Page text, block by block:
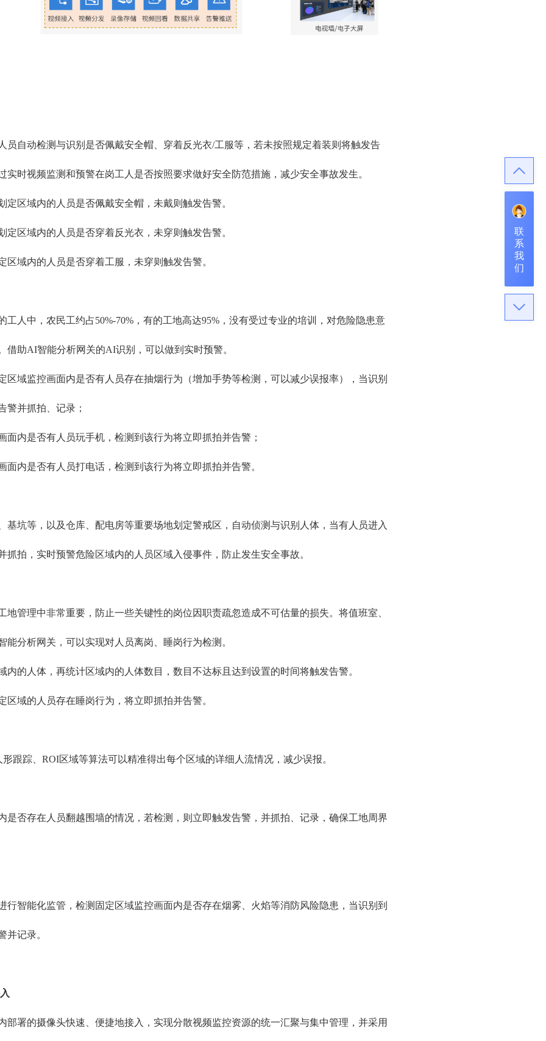
员自动检测与识别是否佩戴安全帽、穿着反光衣/工服等，若未按照规定着装则将触发告
实时视频监测和预警在岗工人是否按照要求做好安全防范措施，减少安全事故发生。
定区域内的人员是否佩戴安全帽，未戴则触发告警。
定区域内的人员是否穿着反光衣，未穿则触发告警。
区域内的人员是否穿着工服，未穿则触发告警。
工人中，农民工约占50%-70%，有的工地高达95%，没有受过专业的培训，对危险隐患意
借助AI智能分析网关的AI识别，可以做到实时预警。
区域监控画面内是否有人员存在抽烟行为（增加手势等检测，可以减少误报率），当识别
警并抓拍、记录；
面内是否有人员玩手机，检测到该行为将立即抓拍并告警；
面内是否有人员打电话，检测到该行为将立即抓拍并告警。
基坑等，以及仓库、配电房等重要场地划定警戒区，自动侦测与识别人体，当有人员进入
抓拍，实时预警危险区域内的人员区域入侵事件，防止发生安全事故。
地管理中非常重要，防止一些关键性的岗位因职责疏忽造成不可估量的损失。将值班室、
能分析网关，可以实现对人员离岗、睡岗行为检测。
内的人体，再统计区域内的人体数目，数目不达标且达到设置的时间将触发告警。
区域的人员存在睡岗行为，将立即抓拍并告警。
跟踪、ROI区域等算法可以精准得出每个区域的详细人流情况，减少误报。
是否存在人员翻越围墙的情况，若检测，则立即触发告警，并抓拍、记录，确保工地周界
行智能化监管，检测固定区域监控画面内是否存在烟雾、火焰等消防风险隐患，当识别到
并记录。
部署的摄像头快速、便捷地接入，实现分散视频监控资源的统一汇聚与集中管理，并采用
联
系
我
们